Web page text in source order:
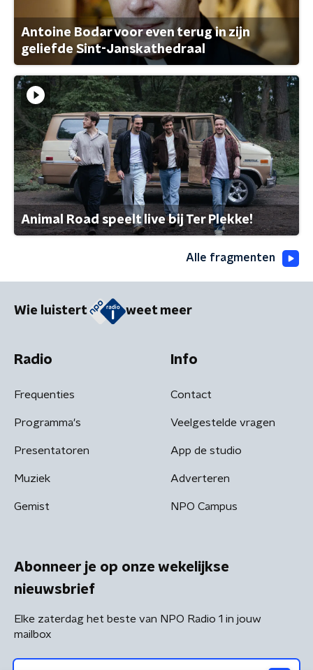
Antoine Bodar voor even terug in zijn
geliefde Sint-Janskathedraal
Animal Road speelt live bij Ter Plekke!
Alle fragmenten
Wie luistert weet meer
Radio
Frequenties
Programma's
Presentatoren
Muziek
Gemist
Info
Contact
Veelgestelde vragen
App de studio
Adverteren
NPO Campus
Abonneer je op onze wekelijkse
nieuwsbrief
Elke zaterdag het beste van NPO Radio 1 in jouw
mailbox